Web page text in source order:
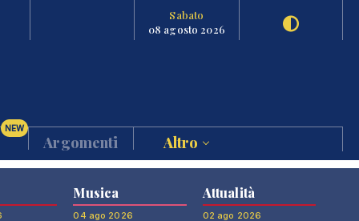
Sabato
08 agosto 2026
NEW
Argomenti Altro
Musica
04 ago 2026
Attualità
02 ago 2026